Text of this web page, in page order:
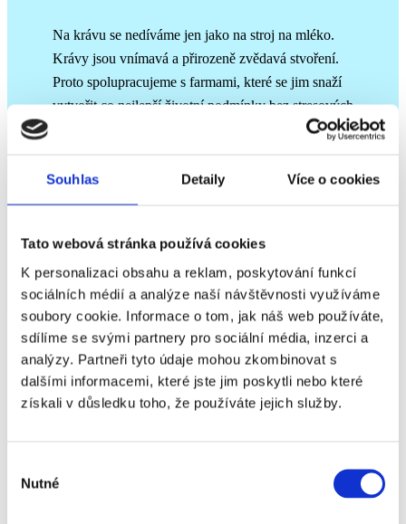
Souhlas Detaily Více o cookies
Tato webová stránka používá cookies
K personalizaci obsahu a reklam, poskytování funkcí
sociálních médií a analýze naší návštěvnosti využíváme
soubory cookie. Informace o tom, jak náš web používáte,
sdílíme se svými partnery pro sociální média, inzerci a
analýzy. Partneři tyto údaje mohou zkombinovat s
dalšími informacemi, které jste jim poskytli nebo které
získali v důsledku toho, že používáte jejich služby.
souhlasu
Nutné
Na krávu se nedíváme jen jako na stroj na mléko.
Krávy jsou vnímavá a přirozeně zvědavá stvoření.
Proto spolupracujeme s farmami, které se jim snaží
vytvořit co nejlepší životní podmínky bez stresových
situací. Odměňují se nám čerstvým, na živiny